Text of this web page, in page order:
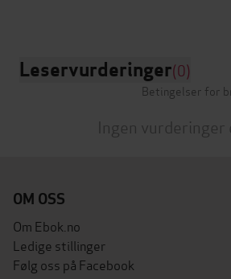
Leservurderinger(0)
Betingelser for
Ingen vurderinger
OM OSS
Om Ebok.no
Ledige stillinger
Følg oss på Facebook